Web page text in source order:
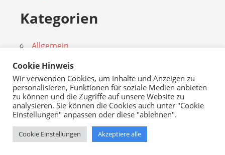
Kategorien
Allgemein
Corona
Rudow
heute: 14, gestern: 47, gesamt: 133.585
WordPress Theme: Admiral by ThemeZee.
Cookie Hinweis
Wir verwenden Cookies, um Inhalte und Anzeigen zu
personalisieren, Funktionen für soziale Medien anbieten
zu können und die Zugriffe auf unsere Website zu
analysieren. Sie können die Cookies auch unter "Cookie
Einstellungen" anpassen oder diese "ablehnen".
Cookie Einstellungen Akzeptiere alle